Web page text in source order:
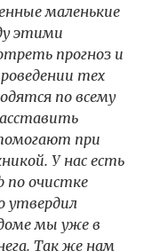
маленькие
этими
прогноз и
тех
по всему
при
У нас есть
очистке
утвердил
мы уже в
Так же нам